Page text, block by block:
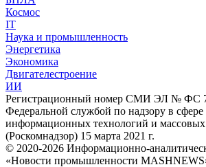
Космос
IT
Наука и промышленность
Энергетика
Экономика
Двигателестроение
ИИ
Регистрационный номер СМИ ЭЛ № ФС
Федеральной службой по надзору в сфере
информационных технологий и
(Роскомнадзор) 15 марта 2021 г.
© 2020-2026 Информационно-
«Новости промышленности